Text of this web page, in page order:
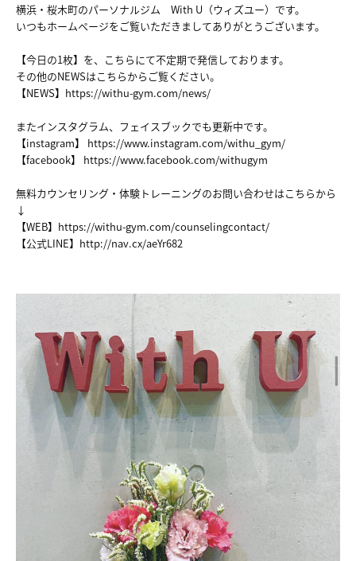
HOME
NEWS
ABOUT
FACILITY
VOICE
横浜・桜木町のパーソナルジム With U（ウィズユー）です。
いつもホームページをご覧いただきましてありがとうございます。
【今日の1枚】を、こちらにて不定期で発信しております。
その他のNEWSはこちらからご覧ください。
【NEWS】 https://withu-gym.com/news/
またインスタグラム、フェイスブックでも更新中です。
【instagram】 https://www.instagram.com/withu_gym/
【facebook】 https://www.facebook.com/withugym
無料カウンセリング・体験トレーニングのお問い合わせはこちらから
↓
【WEB】 https://withu-gym.com/counselingcontact/
【公式LINE】 http://nav.cx/aeYr682